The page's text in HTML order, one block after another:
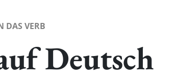
DAS VERB
Deutsch